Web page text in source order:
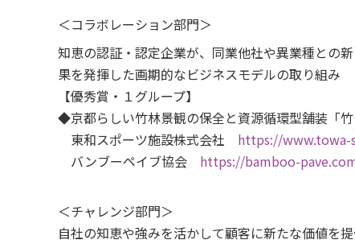
＜コラボレーション部門＞
知恵の認証・認定企業が、同業他社や異業種との
果を発揮した画期的なビジネスモデルの取り組み
【優秀賞・１グループ】
◆京都らしい竹林景観の保全と資源循環型舗装「竹
東和スポーツ施設株式会社 https://www.towa-
バンブーペイブ協会 https://bamboo-
＜チャレンジ部門＞
自社の知恵や強みを活かして顧客に新たな価値を